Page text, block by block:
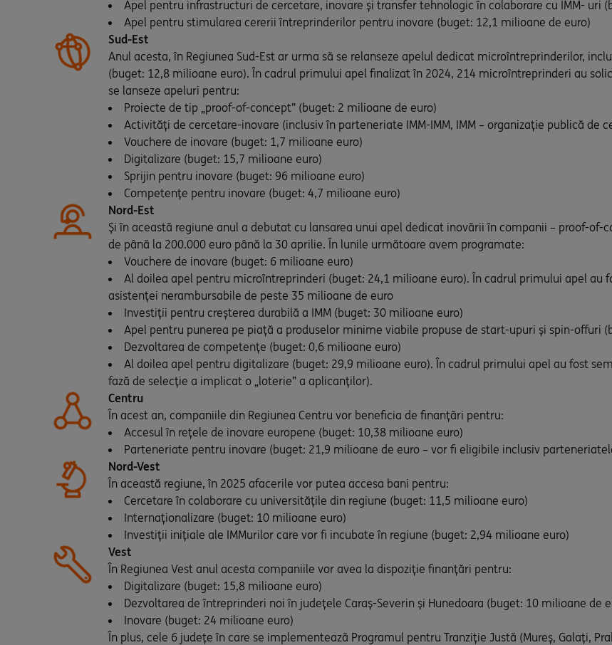
Apel pentru infrastructuri de cercetare, inovare și transfer tehnologic în colaborare cu IMM- uri
Apel pentru stimularea cererii întreprinderilor pentru inovare (buget: 12,1 milioane de euro)
Sud-Est
Anul acesta, în Regiunea Sud-Est ar urma să se relanseze apelul dedicat microîntreprinderilor,
(buget: 12,8 milioane euro). În cadrul primului apel finalizat în 2024, 214 microîntreprinderi au
se lanseze apeluri pentru:
Proiecte de tip „proof-of-concept” (buget: 2 milioane de euro)
Activități de cercetare-inovare (inclusiv în parteneriate IMM-IMM, IMM – organizație publică de
Vouchere de inovare (buget: 1,7 milioane euro)
Digitalizare (buget: 15,7 milioane euro)
Sprijin pentru inovare (buget: 96 milioane euro)
Competențe pentru inovare (buget: 4,7 milioane euro)
Nord-Est
Și în această regiune anul a debutat cu lansarea unui apel dedicat inovării în companii – proof-
de până la 200.000 euro până la 30 aprilie. În lunile următoare avem programate:
Vouchere de inovare (buget: 6 milioane euro)
Al doilea apel pentru microîntreprinderi (buget: 24,1 milioane euro). În cadrul primului apel au
asistenței nerambursabile de peste 35 milioane de euro
Investiții pentru creșterea durabilă a IMM (buget: 30 milioane euro)
Apel pentru punerea pe piață a produselor minime viabile propuse de start-upuri și spin-offuri
Dezvoltarea de competențe (buget: 0,6 milioane euro)
Al doilea apel pentru digitalizare (buget: 29,9 milioane euro). În cadrul primului apel au fost
fază de selecție a implicat o „loterie” a aplicanților).
Centru
În acest an, companiile din Regiunea Centru vor beneficia de finanțări pentru:
Accesul în rețele de inovare europene (buget: 10,38 milioane euro)
Parteneriate pentru inovare (buget: 21,9 milioane de euro – vor fi eligibile inclusiv
Nord-Vest
În această regiune, în 2025 afacerile vor putea accesa bani pentru:
Cercetare în colaborare cu universitățile din regiune (buget: 11,5 milioane euro)
Internaționalizare (buget: 10 milioane euro)
Investiții inițiale ale IMMurilor care vor fi incubate în regiune (buget: 2,94 milioane euro)
Vest
În Regiunea Vest anul acesta companiile vor avea la dispoziție finanțări pentru:
Digitalizare (buget: 15,8 milioane euro)
Dezvoltarea de întreprinderi noi în județele Caraș-Severin și Hunedoara (buget: 10 milioane de
Inovare (buget: 24 milioane euro)
În plus, cele 6 județe în care se implementează Programul pentru Tranziție Justă (Mureș, Galați,